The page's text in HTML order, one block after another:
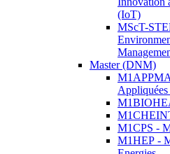
(IoT)
MScT-
Master (DNM)
Appliquées
M1CPS -
M1HEP -